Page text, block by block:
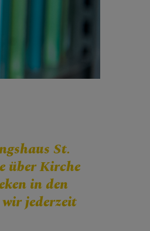
St.
über Kirche
in den
jederzeit